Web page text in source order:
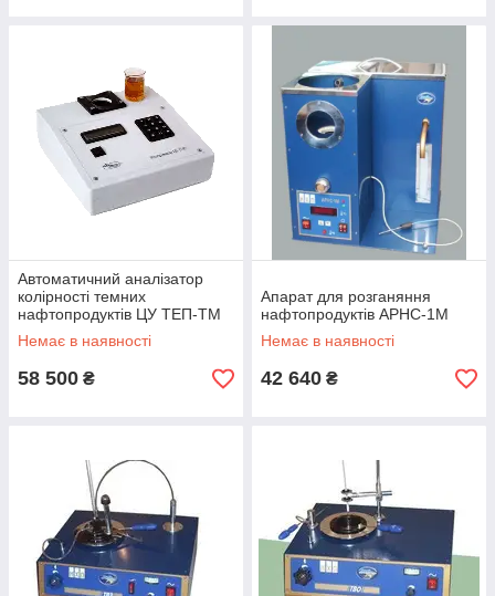
Автоматичний аналізатор
колірності темних
нафтопродуктів ЦУ ТЕП-ТМ
(ЦУ ТЕП-I-6)
Немає в наявності
58 500 ₴
Апарат для розганяння
нафтопродуктів АРНС-1М
Немає в наявності
42 640 ₴